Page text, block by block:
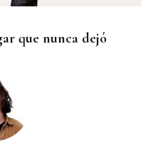
que nunca dejó